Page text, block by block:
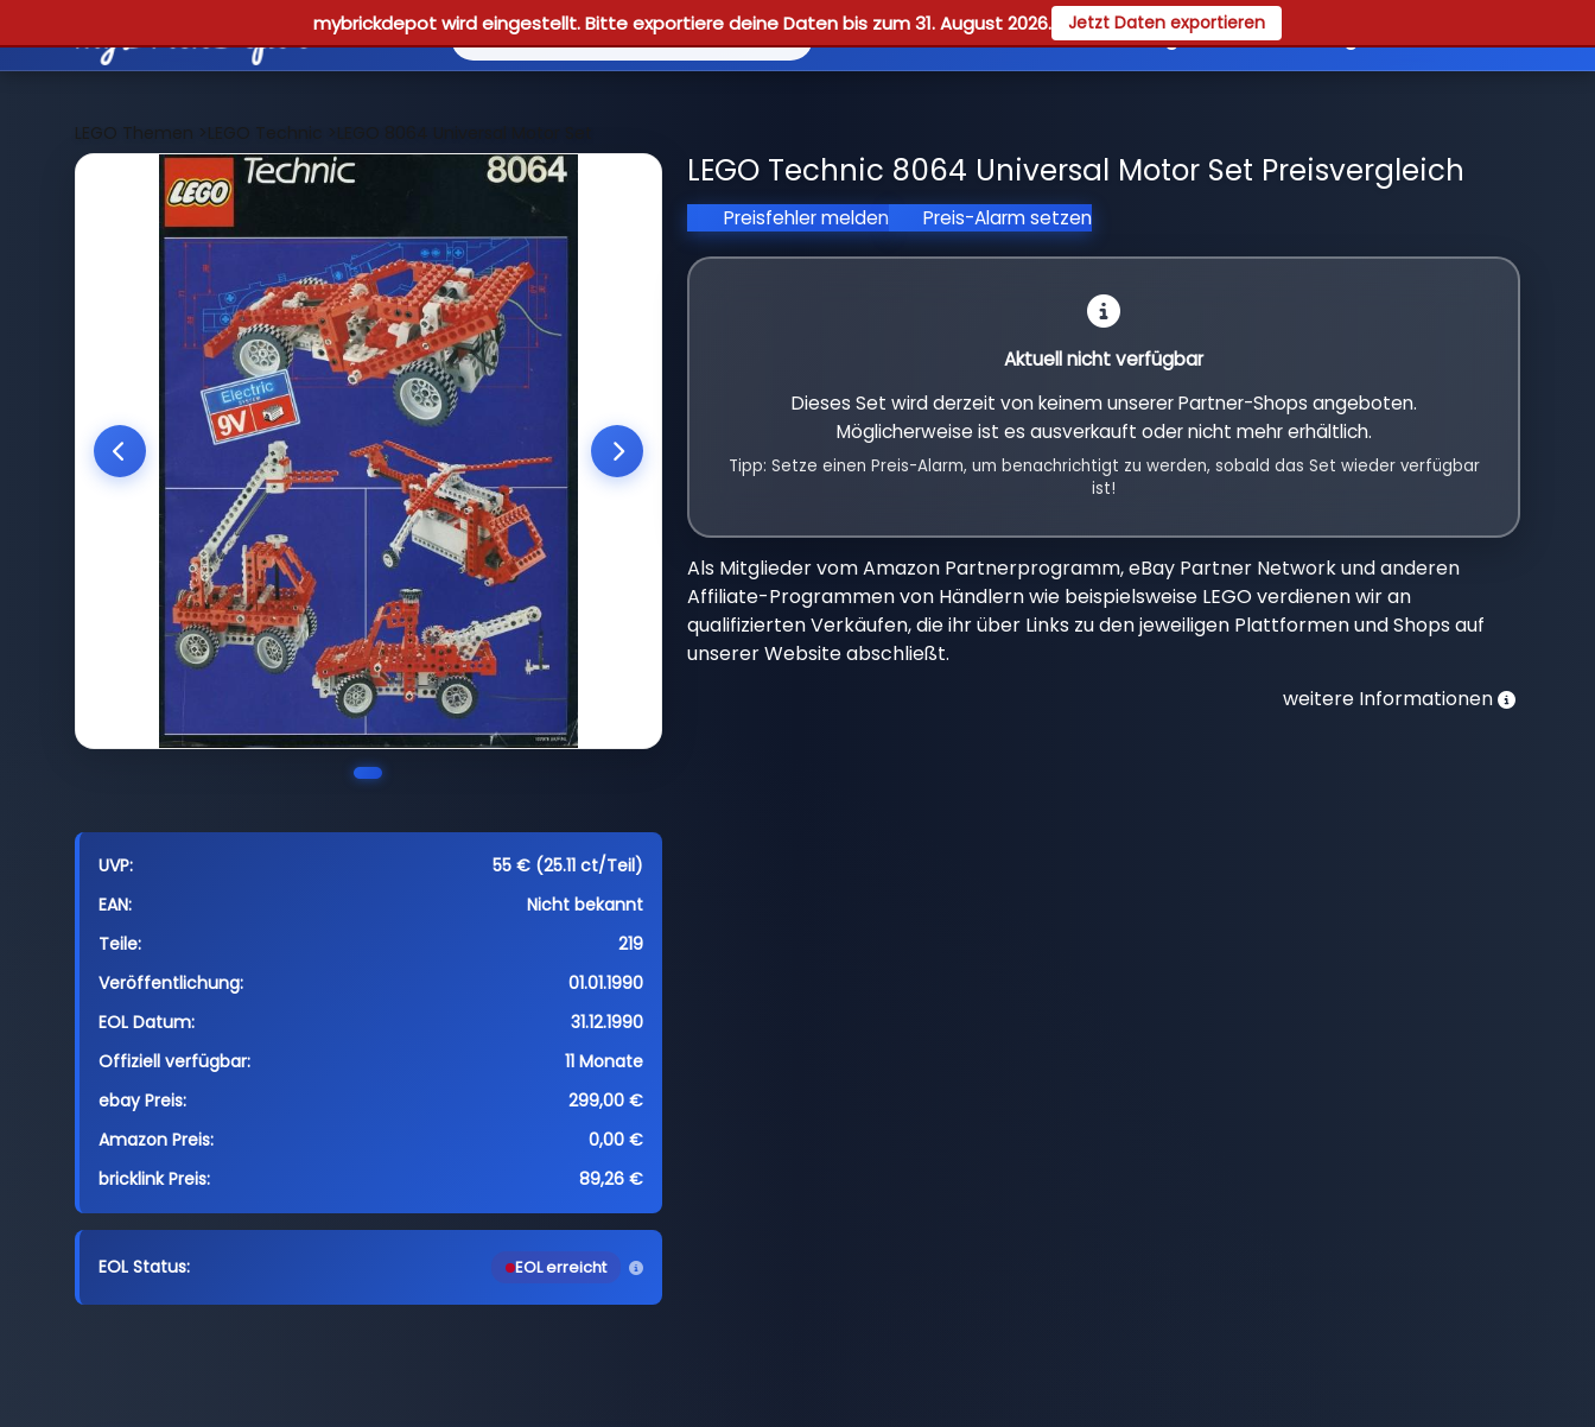
mybrickdepot wird eingestellt. Bitte exportiere deine Daten bis zum 31. August 2026. Jetzt Daten exportieren
Reviews Guides Registrieren
LEGO Themen >LEGO Technic >LEGO 8064 Universal Motor Set
UVP:
55 € (25.11 ct/Teil)
EAN:
Nicht bekannt
Teile:
219
Veröffentlichung:
01.01.1990
EOL Datum:
31.12.1990
Offiziell verfügbar:
11 Monate
ebay Preis:
299,00 €
Amazon Preis:
0,00 €
bricklink Preis:
89,26 €
EOL Status: EOL erreicht
LEGO Technic 8064 Universal Motor Set Preisvergleich
Preisfehler melden Preis-Alarm setzen
Aktuell nicht verfügbar
Dieses Set wird derzeit von keinem unserer Partner-Shops angeboten.
Möglicherweise ist es ausverkauft oder nicht mehr erhältlich.
Tipp: Setze einen Preis-Alarm, um benachrichtigt zu werden, sobald das Set wieder verfügbar
ist!
Als Mitglieder vom Amazon Partnerprogramm, eBay Partner Network und anderen
Affiliate-Programmen von Händlern wie beispielsweise LEGO verdienen wir an
qualifizierten Verkäufen, die ihr über Links zu den jeweiligen Plattformen und Shops auf
unserer Website abschließt.
weitere Informationen